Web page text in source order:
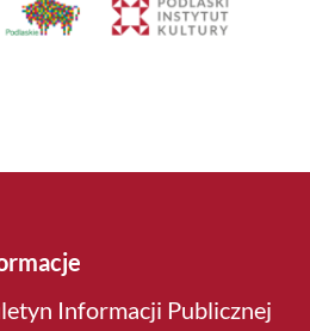
Informacji Publicznej